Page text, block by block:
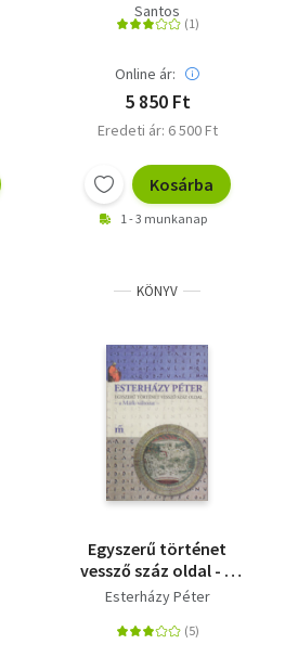
Santos
Online ár:
5 850 Ft
Eredeti ár: 6 500 Ft
Kosárba
1 - 3 munkanap
KÖNYV
Egyszerű történet
vessző száz oldal - a
Márk-változat
Esterházy Péter